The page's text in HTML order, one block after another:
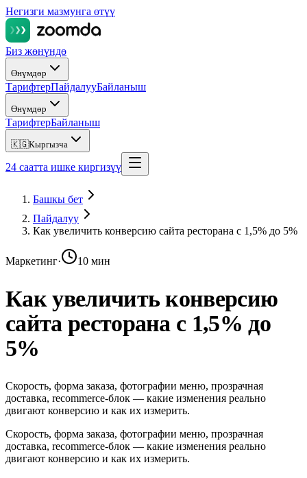
Негизги мазмунга өтүү
Биз жөнүндө
Өнүмдөр
ТарифтерПайдалууБайланыш
Өнүмдөр
ТарифтерБайланыш
🇰🇬Кыргызча
24 саатта ишке киргизүү
Башкы бет
Пайдалуу
Как увеличить конверсию сайта ресторана с 1,5% до 5%
Маркетинг· 10 мин
Как увеличить конверсию
сайта ресторана с 1,5% до
5%
Скорость, форма заказа, фотографии меню, прозрачная
доставка, recommerce-блок — какие изменения реально
двигают конверсию и как их измерить.
Скорость, форма заказа, фотографии меню, прозрачная
доставка, recommerce-блок — какие изменения реально
двигают конверсию и как их измерить.